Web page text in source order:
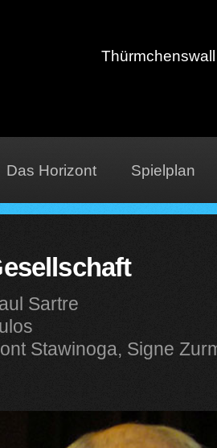
Das Horizont Spielplan
Sartre
Stawinoga, Signe